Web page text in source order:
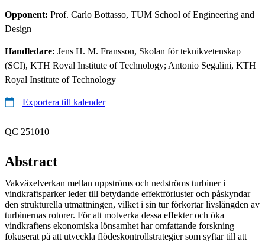
Opponent: Prof. Carlo Bottasso, TUM School of Engineering and
Design
Handledare: Jens H. M. Fransson, Skolan för teknikvetenskap
(SCI), KTH Royal Institute of Technology; Antonio Segalini, KTH
Royal Institute of Technology
Exportera till kalender
QC 251010
Abstract
Vakväxelverkan mellan uppströms och nedströms turbiner i
vindkraftsparker leder till betydande effektförluster och påskyndar
den strukturella utmattningen, vilket i sin tur förkortar livslängden av
turbinernas rotorer. För att motverka dessa effekter och öka
vindkraftens ekonomiska lönsamhet har omfattande forskning
fokuserat på att utveckla flödeskontrollstrategier som syftar till att